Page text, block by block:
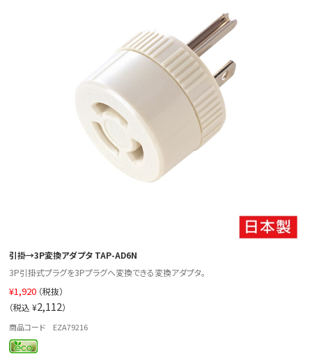
引掛→3P変換アダプタ TAP-AD6N
3P引掛式プラグを3Pプラグへ変換できる変換アダプタ。
¥1,920 （税抜）
（税込 ¥2,112）
商品コード EZA79216